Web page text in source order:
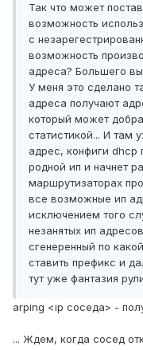
Так что может
возможность
с
возможность
адреса? Большего
У меня это сделано
адреса получают
который может
статистикой... И там
адрес, конфиги dhcp
родной ип и начнет
маршрутизаторах
все возможные ип
исключением того
незанятых ип
сгенеренный по
ставить префикс и
тут уже фантазия
arping <ip соседа> -
... Ждем, когда сосед